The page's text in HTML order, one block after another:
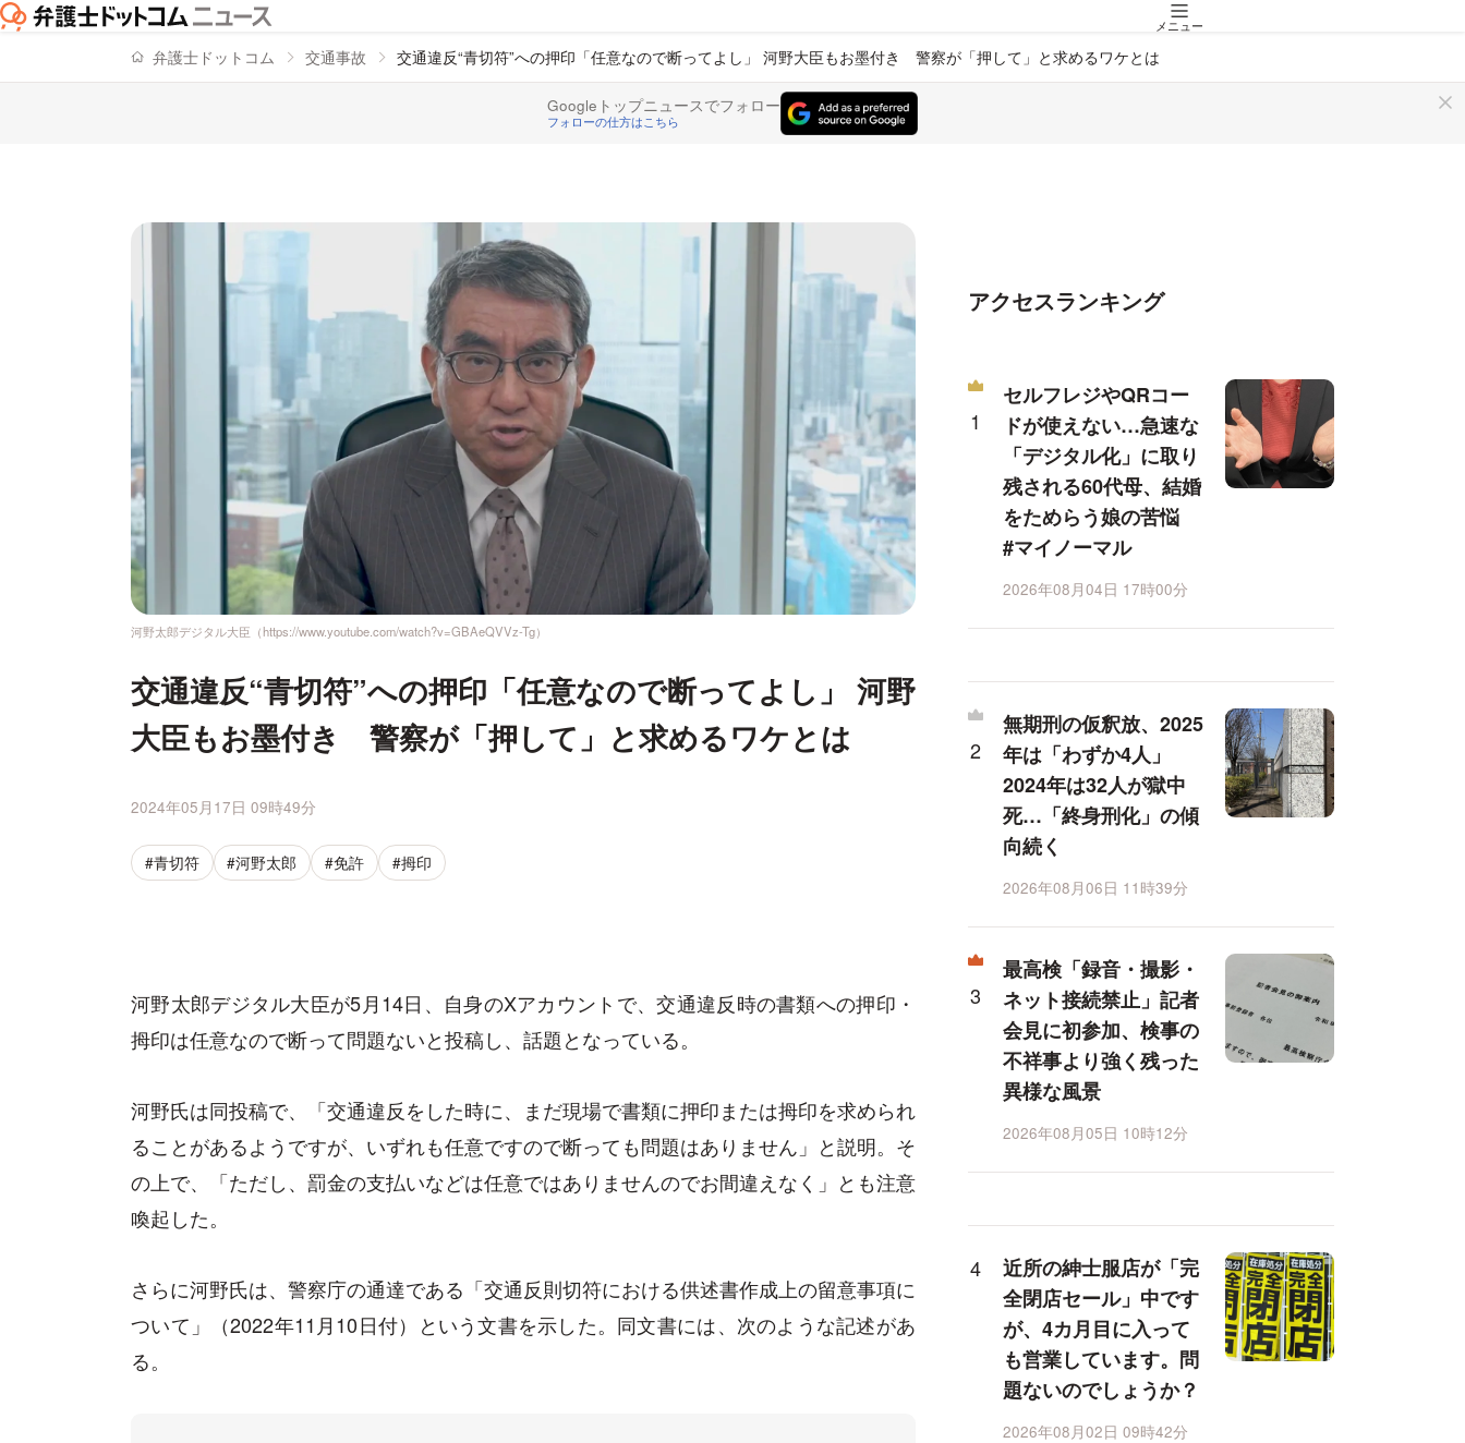
メニュー
弁護士ドットコム 交通事故 交通違反“青切符”への押印「任意なので断ってよし」 河野大臣もお墨付き 警察が「押して」と求めるワケとは
Googleトップニュースでフォロー
フォローの仕方はこちら
河野太郎デジタル大臣（https://www.youtube.com/watch?v=GBAeQVVz-Tg）
交通違反“青切符”への押印「任意なので断ってよし」 河野
大臣もお墨付き 警察が「押して」と求めるワケとは
2024年05月17日 09時49分
#青切符 #河野太郎 #免許 #拇印
河野太郎デジタル大臣が5月14日、自身のXアカウントで、交通違反時の書類への押印・
拇印は任意なので断って問題ないと投稿し、話題となっている。
河野氏は同投稿で、「交通違反をした時に、まだ現場で書類に押印または拇印を求められ
ることがあるようですが、いずれも任意ですので断っても問題はありません」と説明。そ
の上で、「ただし、罰金の支払いなどは任意ではありませんのでお間違えなく」とも注意
喚起した。
さらに河野氏は、警察庁の通達である「交通反則切符における供述書作成上の留意事項に
ついて」（2022年11月10日付）という文書を示した。同文書には、次のような記述があ
る。
アクセスランキング
セルフレジやQRコー
ドが使えない…急速な
「デジタル化」に取り
残される60代母、結婚
をためらう娘の苦悩
#マイノーマル
2026年08月04日 17時00分
無期刑の仮釈放、2025
年は「わずか4人」
2024年は32人が獄中
死…「終身刑化」の傾
向続く
2026年08月06日 11時39分
最高検「録音・撮影・
ネット接続禁止」記者
会見に初参加、検事の
不祥事より強く残った
異様な風景
2026年08月05日 10時12分
近所の紳士服店が「完
全閉店セール」中です
が、4カ月目に入って
も営業しています。問
題ないのでしょうか？
2026年08月02日 09時42分